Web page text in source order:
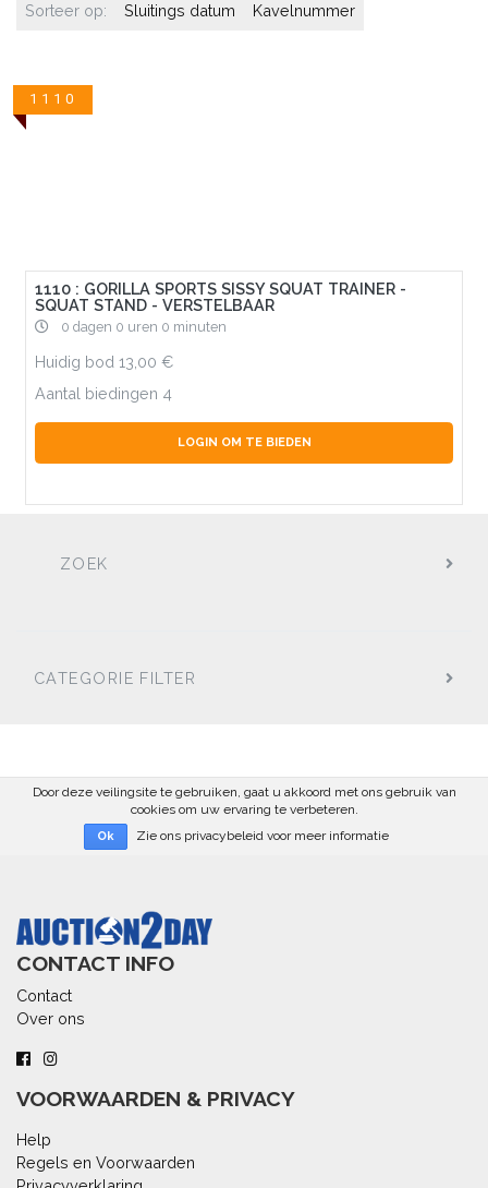
Sorteer op: Sluitings datum Kavelnummer
1110
1110 : GORILLA SPORTS SISSY SQUAT TRAINER -
SQUAT STAND - VERSTELBAAR
0 dagen 0 uren 0 minuten
Huidig bod 13,00
Aantal biedingen 4
LOGIN OM TE BIEDEN
ZOEK
CATEGORIE FILTER
Door deze veilingsite te gebruiken, gaat u akkoord met ons gebruik van
cookies om uw ervaring te verbeteren.
Ok Zie ons privacybeleid voor meer informatie
CONTACT INFO
Contact
Over ons
VOORWAARDEN & PRIVACY
Help
Regels en Voorwaarden